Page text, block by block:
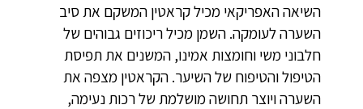
השיאה האפריקאי מכיל קראטין המשקם את סיב
השערה לעומקה. השמן מכיל ריכוזים גבוהים של
חלבוני משי וחומצות אמינו, המשנים את תפיסת
הטיפול והטיפוח של השיער. הקראטין מצפה את
השערה ויוצר תחושה מושלמת של רכות נעימה,